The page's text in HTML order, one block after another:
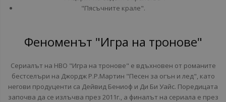
"Пясъчните крале".
Феноменът "Игра на тронове"
Сериалът на HBO "Игра на тронове" е вдъхновен от романите
бестселъри на Джордж Р.Р.Мартин "Песен за огън и лед", като
негови продуценти са Дейвид Бениоф и Ди Би Уайс. Поредицата
започва да се излъчва през 2011г., а финалът на сериала е през